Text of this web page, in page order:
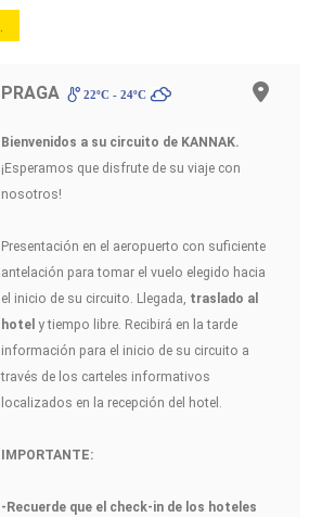
PRAGA 22ºC - 24ºC
Bienvenidos a su circuito de KANNAK.
¡Esperamos que disfrute de su viaje con
nosotros!
Presentación en el aeropuerto con suficiente
antelación para tomar el vuelo elegido hacia
el inicio de su circuito. Llegada, traslado al
hotel y tiempo libre. Recibirá en la tarde
información para el inicio de su circuito a
través de los carteles informativos
localizados en la recepción del hotel.
IMPORTANTE:
-Recuerde que el check-in de los hoteles